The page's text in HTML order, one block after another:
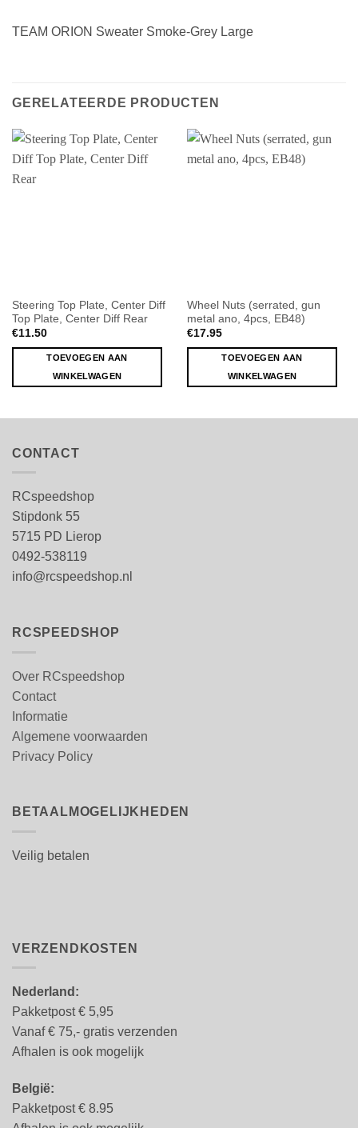
TEAM ORION Sweater Smoke-Grey Large
GERELATEERDE PRODUCTEN
Steering Top Plate, Center Diff
Top Plate, Center Diff Rear
€11.50
TOEVOEGEN AAN
WINKELWAGEN
Wheel Nuts (serrated, gun
metal ano, 4pcs, EB48)
€17.95
TOEVOEGEN AAN
WINKELWAGEN
CONTACT
RCspeedshop
Stipdonk 55
5715 PD Lierop
0492-538119
info@rcspeedshop.nl
RCSPEEDSHOP
Over RCspeedshop
Contact
Informatie
Algemene voorwaarden
Privacy Policy
BETAALMOGELIJKHEDEN
Veilig betalen
VERZENDKOSTEN
Nederland:
Pakketpost € 5,95
Vanaf € 75,- gratis verzenden
Afhalen is ook mogelijk
België:
Pakketpost € 8.95